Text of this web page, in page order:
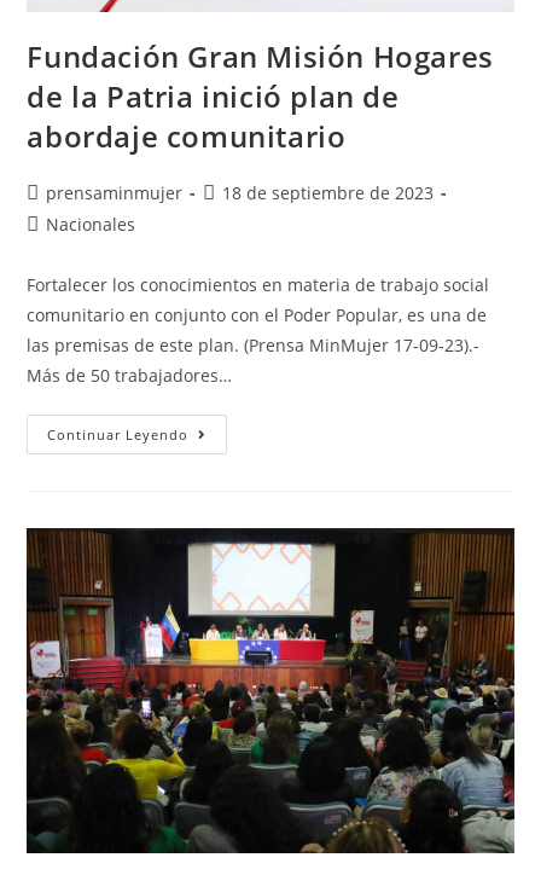
Fundación Gran Misión Hogares
de la Patria inició plan de
abordaje comunitario
prensaminmujer
18 de septiembre de 2023
Nacionales
Fortalecer los conocimientos en materia de trabajo social
comunitario en conjunto con el Poder Popular, es una de
las premisas de este plan. (Prensa MinMujer 17-09-23).-
Más de 50 trabajadores…
Continuar Leyendo